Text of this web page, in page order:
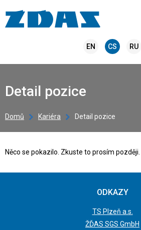
EN CS RU
Detail pozice
Domů Kariéra Detail pozice
Něco se pokazilo. Zkuste to prosím později.
ODKAZY
TS Plzeň a.s.
ŽĎAS SGS GmbH